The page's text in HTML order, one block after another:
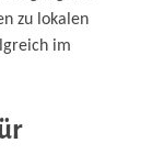
zu lokalen
im